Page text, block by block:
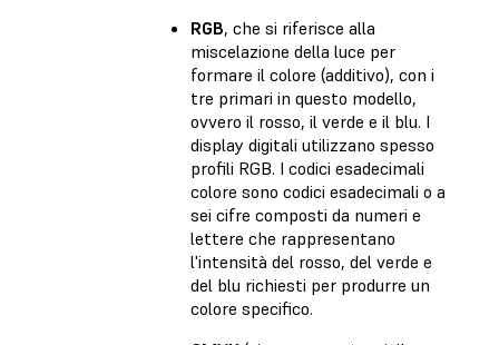
RGB, che si riferisce alla
miscelazione della luce per
formare il colore (additivo), con i
tre primari in questo modello,
ovvero il rosso, il verde e il blu. I
display digitali utilizzano spesso
profili RGB. I codici esadecimali
colore sono codici esadecimali o a
sei cifre composti da numeri e
lettere che rappresentano
l'intensità del rosso, del verde e
del blu richiesti per produrre un
colore specifico.